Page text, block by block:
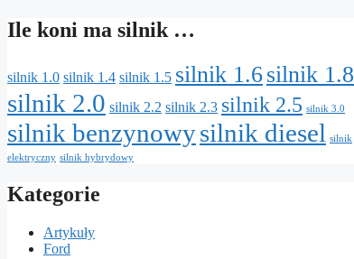
Ile koni ma silnik …
silnik 1.0 silnik 1.4 silnik 1.5 silnik 1.6silnik 1.8
silnik 2.0 silnik 2.2 silnik 2.3 silnik 2.5 silnik 3.0
silnik benzynowysilnik diesel silnik
elektryczny silnik hybrydowy
Kategorie
Artykuły
Ford